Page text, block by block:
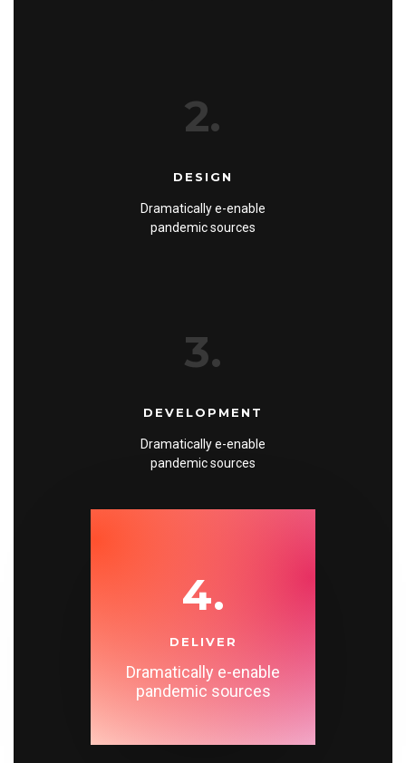
2.
DESIGN
Dramatically e-enable
pandemic sources
3.
DEVELOPMENT
Dramatically e-enable
pandemic sources
4.
DELIVER
Dramatically e-enable
pandemic sources